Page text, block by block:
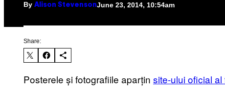
By Alison StevensonJune 23, 2014, 10:54am
Share:
Posterele și fotografiile aparțin site-ului oficial al